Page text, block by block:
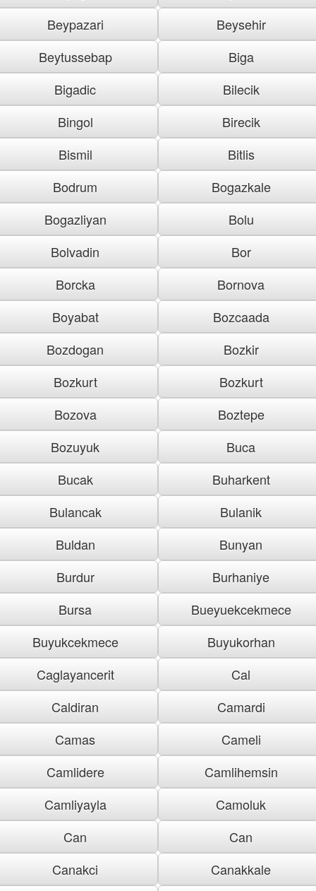
Beypazari
Beysehir
Beytussebap
Biga
Bigadic
Bilecik
Bingol
Birecik
Bismil
Bitlis
Bodrum
Bogazkale
Bogazliyan
Bolu
Bolvadin
Bor
Borcka
Bornova
Boyabat
Bozcaada
Bozdogan
Bozkir
Bozkurt
Bozkurt
Bozova
Boztepe
Bozuyuk
Buca
Bucak
Buharkent
Bulancak
Bulanik
Buldan
Bunyan
Burdur
Burhaniye
Bursa
Bueyuekcekmece
Buyukcekmece
Buyukorhan
Caglayancerit
Cal
Caldiran
Camardi
Camas
Cameli
Camlidere
Camlihemsin
Camliyayla
Camoluk
Can
Can
Canakci
Canakkale